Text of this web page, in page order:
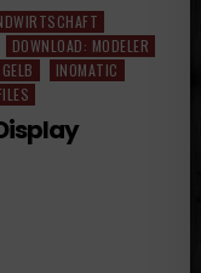
DOWNLOAD: MODELER
INOMATIC